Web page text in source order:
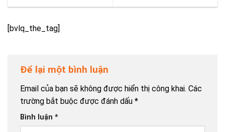
[bvlq_the_tag]
Để lại một bình luận
Email của bạn sẽ không được hiển thị công khai. Các
trường bắt buộc được đánh dấu *
Bình luận *